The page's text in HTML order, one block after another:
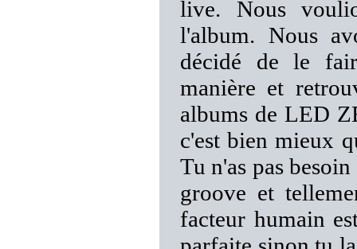
live. Nous
l'album. Nous
décidé de le
manière et
albums de LED
c'est bien mieux
Tu n'as pas
groove et
facteur humain